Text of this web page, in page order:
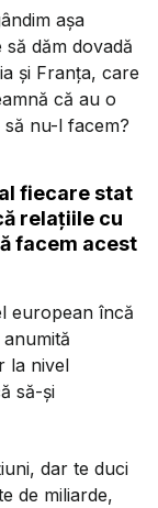
așa
dăm dovadă
și Franța, care
că au o
nu-l facem?
fiecare stat
relațiile cu
facem acest
european încă
la nivel
să-și
dar te duci
de miliarde,